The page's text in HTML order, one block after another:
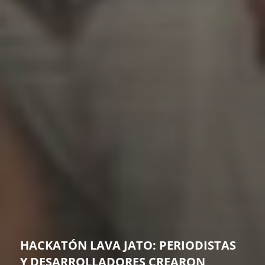
HACKATÓN LAVA JATO: PERIODISTAS
Y DESARROLLADORES CREARON